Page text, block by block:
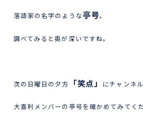
落語家の名字のような亭号。
調べてみると奥が深いですね。
次の日曜日の夕方 「笑点」 にチャンネ
大喜利メンバーの亭号を確かめてみてくだ